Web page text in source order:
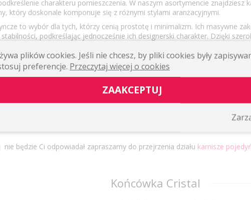
charakteru pomieszczenia. W naszym asortymencie znajdziesz
który doskonale komponuje się z różnymi stylami aranżacyjnymi.
to wybór dla tych, którzy cenią prostotę i minimalizm. Ich masywne
podkreślając jednocześnie ich designerski charakter. Dzięki
oraz różnorodności końcówek wsporników, masz pełną swobodę w
karnisze ścienne są nie tylko piękne, ale również niezwykle praktyczne.
zasłony można łatwo przesuwać, zapewniając płynność i
Ich solidna konstrukcja zapewnia trwałość na wiele lat, niezależnie od
sypialni czy biura.
ścienne o średnicy 25 mm w kolorze satyny, tworzysz wyjątkową
Daj się ponieść kreatywności i stwórz wnętrze, które będzie
będzie Ci odpowiadał zapraszamy do przejrzenia działu karnisze
Końcówka Cristal
plików cookies. Jeśli nie chcesz, by pliki cookies były
preferencje. Przeczytaj więcej o cookies
ZAAKCEPTUJ